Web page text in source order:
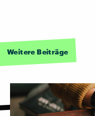
Weitere Beiträge